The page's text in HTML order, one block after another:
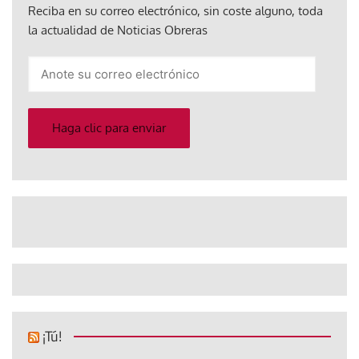
Reciba en su correo electrónico, sin coste alguno, toda
la actualidad de Noticias Obreras
electrónico
Haga clic para enviar
¡Tú!